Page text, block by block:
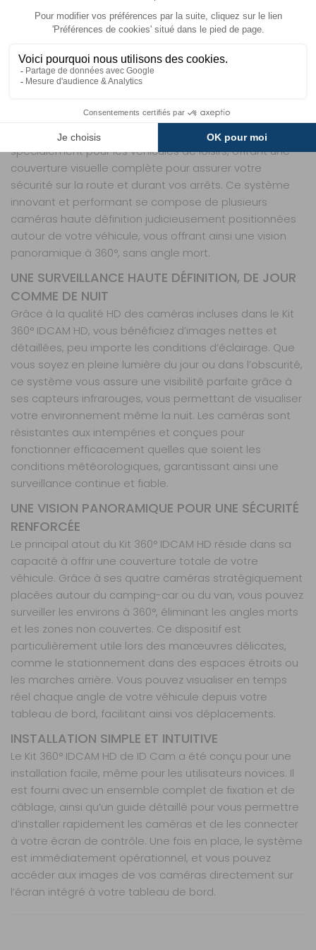
POUR UNE SÉCURITÉ TOTALE EN VOYAGE
Voyager en camping-car ou en van aménagé est une
de garder un œil sur votre environnement. Le Kit 360°
IDCAM HD de la marque ID Cam est conçu
spécialement pour les véhicules de loisirs, offrant une
couverture visuelle complète pour assurer votre
sécurité sur la route et durant vos arrêts. Ce système
innovant et performant se compose de plusieurs
caméras haute définition judicieusement positionnées
autour de votre véhicule, vous offrant ainsi une vision
panoramique à 360°, sans angle mort.
UNE SURVEILLANCE HAUTE DÉFINITION, DE JOUR
COMME DE NUIT
Grâce à la qualité HD des caméras incluses dans le Kit
360° IDCAM HD, vous bénéficiez d’images nettes et
détaillées, peu importe les conditions d’éclairage. Que
vous soyez en pleine lumière du jour ou dans l’obscurité,
ce système vous assure une visibilité parfaite grâce à
ses capteurs infrarouges, vous permettant de visualiser
votre environnement même la nuit. Les caméras sont
résistantes aux intempéries et conçues pour
fonctionner efficacement quelles que soient les
conditions météorologiques, garantissant ainsi une
surveillance continue et fiable.
UNE VISION PANORAMIQUE POUR UNE SÉCURITÉ
RENFORCÉE
Le principal atout du Kit 360° IDCAM HD réside dans sa
capacité à offrir une couverture totale de votre
véhicule. Grâce à ses quatre caméras stratégiquement
placées autour du camping-car ou du van, vous pouvez
surveiller les environs à 360°, éliminant les angles morts
et les zones non couvertes. Ce dispositif est
particulièrement utile lors des manœuvres délicates,
comme le stationnement dans des espaces étroits ou
les marches arrière. Vous pouvez visualiser en temps
réel chaque angle de votre véhicule depuis votre
tableau de bord, facilitant ainsi vos déplacements.
INSTALLATION SIMPLE ET INTUITIVE
Le Kit 360° IDCAM HD de ID Cam a été conçu pour une
installation facile, même pour les utilisateurs novices. Il
est fourni avec un ensemble complet de fixation et de
câblage, ainsi qu’un guide détaillé pour vous permettre
d’installer rapidement les caméras et de les connecter
à votre écran de contrôle. Une fois en place, le système
est immédiatement opérationnel, et vous pouvez
accéder aux images de vos caméras directement sur
l’écran intégré à votre tableau de bord.